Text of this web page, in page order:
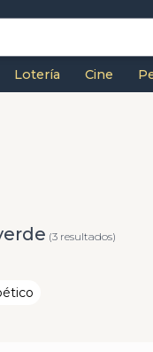
Lotería Cine
(3 resultados)